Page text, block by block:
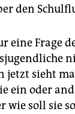
den
eine Frage
jetzt sieht
ein oder
wie soll sie